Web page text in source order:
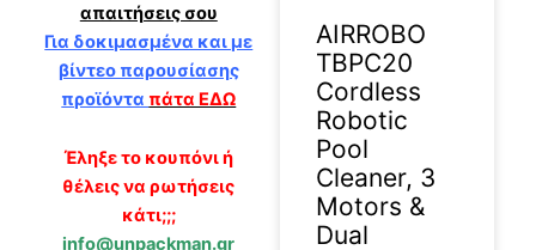
απαιτήσεις σου
Για δοκιμασμένα και με
βίντεο παρουσίασης
προϊόντα πάτα ΕΔΩ
Έληξε το κουπόνι ή
θέλεις να ρωτήσεις
κάτι;;;
info@unpackman.gr
AIRROBO
TBPC20
Cordless
Robotic
Pool
Cleaner, 3
Motors &
Dual